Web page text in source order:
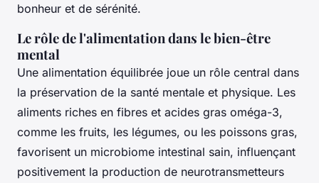
bonheur et de sérénité.
Le rôle de l'alimentation dans le bien-être
mental
Une alimentation équilibrée joue un rôle central dans
la préservation de la santé mentale et physique. Les
aliments riches en fibres et acides gras oméga-3,
comme les fruits, les légumes, ou les poissons gras,
favorisent un microbiome intestinal sain, influençant
positivement la production de neurotransmetteurs